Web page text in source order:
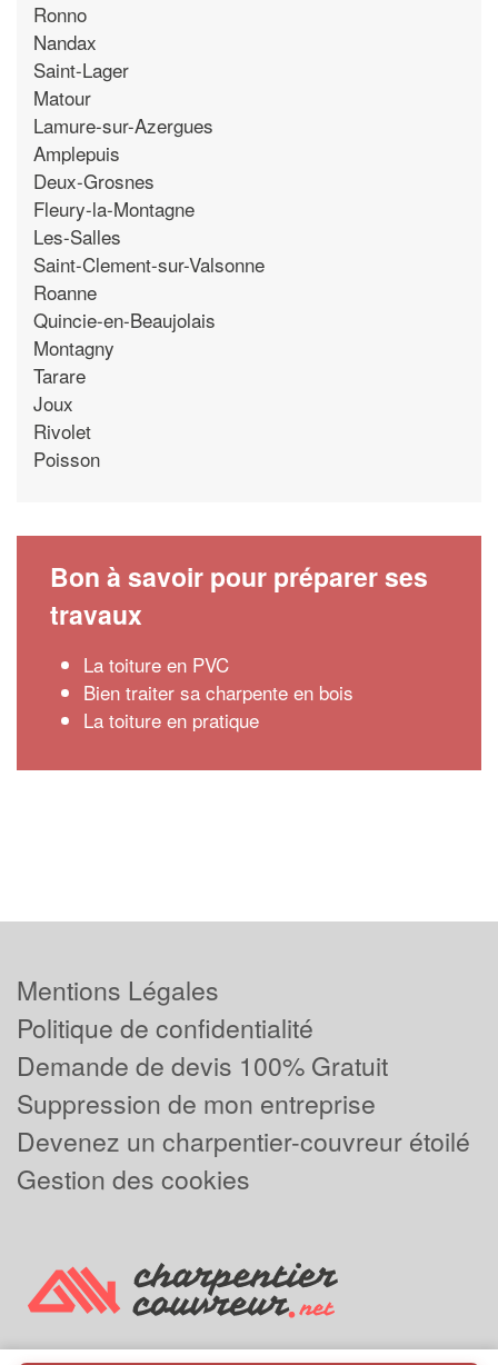
Ronno
Nandax
Saint-Lager
Matour
Lamure-sur-Azergues
Amplepuis
Deux-Grosnes
Fleury-la-Montagne
Les-Salles
Saint-Clement-sur-Valsonne
Roanne
Quincie-en-Beaujolais
Montagny
Tarare
Joux
Rivolet
Poisson
Bon à savoir pour préparer ses
travaux
La toiture en PVC
Bien traiter sa charpente en bois
La toiture en pratique
Mentions Légales
Politique de confidentialité
Demande de devis 100% Gratuit
Suppression de mon entreprise
Devenez un charpentier-couvreur étoilé
Gestion des cookies